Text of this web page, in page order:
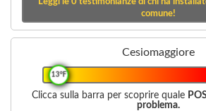
comune!
Cesiomaggiore
13°F
Clicca sulla barra per scoprire quale
problema.